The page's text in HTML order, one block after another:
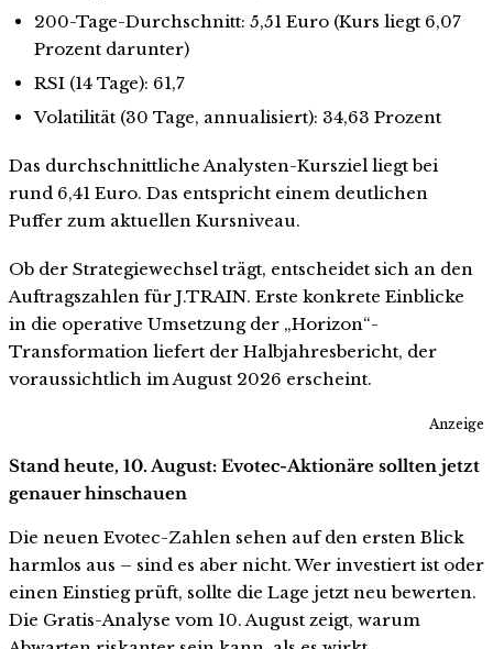
200-Tage-Durchschnitt: 5,51 Euro (Kurs liegt 6,07
Prozent darunter)
RSI (14 Tage): 61,7
Volatilität (30 Tage, annualisiert): 34,63 Prozent
Das durchschnittliche Analysten-Kursziel liegt bei
rund 6,41 Euro. Das entspricht einem deutlichen
Puffer zum aktuellen Kursniveau.
Ob der Strategiewechsel trägt, entscheidet sich an den
Auftragszahlen für J.TRAIN. Erste konkrete Einblicke
in die operative Umsetzung der „Horizon“-
Transformation liefert der Halbjahresbericht, der
voraussichtlich im August 2026 erscheint.
Anzeige
Stand heute, 10. August: Evotec-Aktionäre sollten jetzt
genauer hinschauen
Die neuen Evotec-Zahlen sehen auf den ersten Blick
harmlos aus – sind es aber nicht. Wer investiert ist oder
einen Einstieg prüft, sollte die Lage jetzt neu bewerten.
Die Gratis-Analyse vom 10. August zeigt, warum